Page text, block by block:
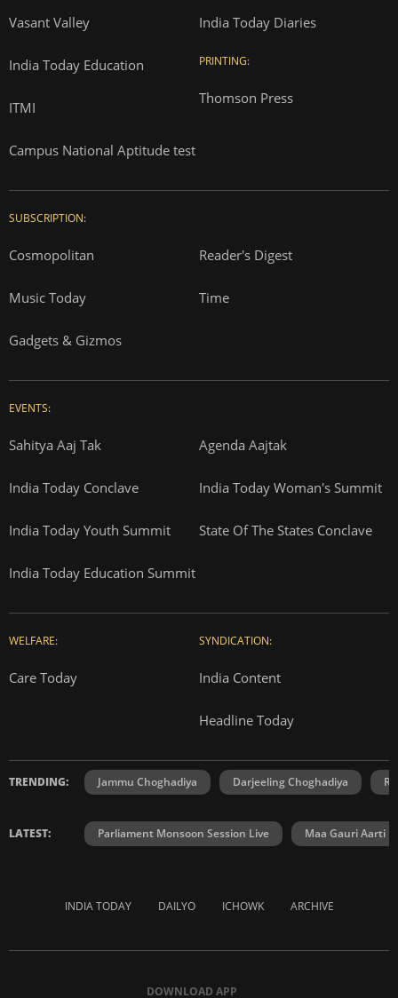
Vasant Valley
India Today Education
ITMI
Campus National Aptitude test
India Today Diaries
PRINTING:
Thomson Press
SUBSCRIPTION:
Cosmopolitan Reader's Digest
Music Today Time
Gadgets & Gizmos
EVENTS:
Sahitya Aaj Tak Agenda Aajtak
India Today Conclave India Today Woman's Summit
India Today Youth Summit State Of The States Conclave
India Today Education Summit
WELFARE:
Care Today
SYNDICATION:
India Content
Headline Today
TRENDING: Jammu Choghadiya Darjeeling Choghadiya
LATEST: Parliament Monsoon Session Live Maa Gauri Aarti
INDIA TODAY DAILYO ICHOWK ARCHIVE
DOWNLOAD APP